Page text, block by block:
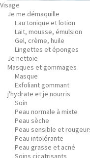
Visage
Je me démaquille
Eau tonique et lotion
Lait, mousse, émulsion
Gel, crème, huile
Lingettes et éponges
Je nettoie
Masques et gommages
Masque
Exfoliant gommant
j'hydrate et je nourris
Soin
Peau normale à mixte
Peau sèche
Peau sensible et
Peau intolérante
Peau grasse et acné
Soins cicatrisants